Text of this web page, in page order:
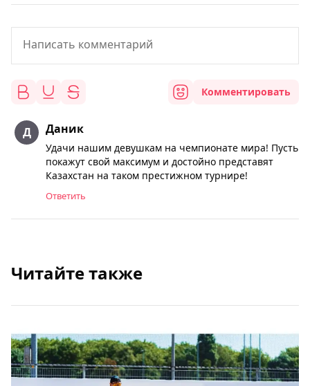
Комментировать
Даник
Удачи нашим девушкам на чемпионате мира! Пусть
покажут свой максимум и достойно представят
Казахстан на таком престижном турнире!
Ответить
Читайте также